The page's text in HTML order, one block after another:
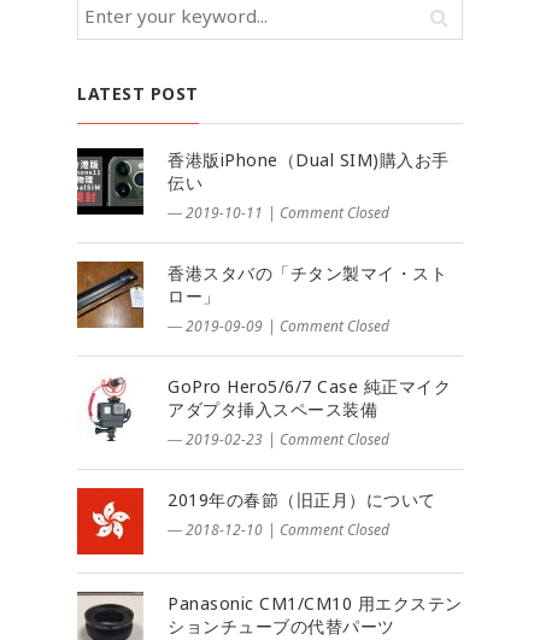
LATEST POST
香港版iPhone（Dual SIM)購入お手
伝い
― 2019-10-11 | Comment Closed
香港スタバの「チタン製マイ・スト
ロー」
― 2019-09-09 | Comment Closed
GoPro Hero5/6/7 Case 純正マイク
アダプタ挿入スペース装備
― 2019-02-23 | Comment Closed
2019年の春節（旧正月）について
― 2018-12-10 | Comment Closed
Panasonic CM1/CM10 用エクステン
ションチューブの代替パーツ